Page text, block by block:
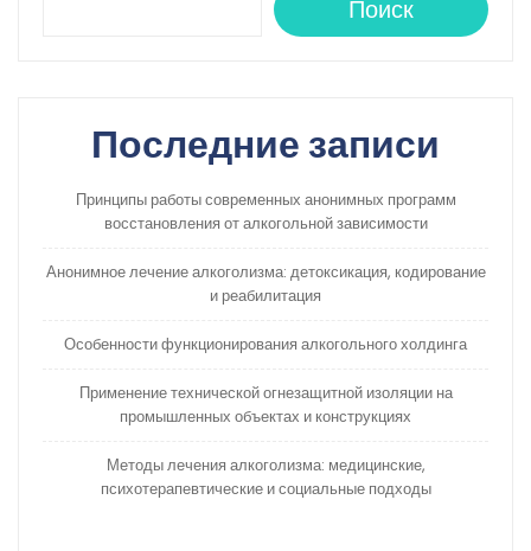
Поиск
Последние записи
Принципы работы современных анонимных программ
восстановления от алкогольной зависимости
Анонимное лечение алкоголизма: детоксикация, кодирование
и реабилитация
Особенности функционирования алкогольного холдинга
Применение технической огнезащитной изоляции на
промышленных объектах и конструкциях
Методы лечения алкоголизма: медицинские,
психотерапевтические и социальные подходы